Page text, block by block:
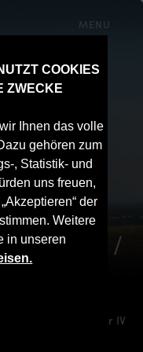
COOKIES
ZWECKE
Ihnen das volle
gehören zum
, Statistik- und
uns freuen,
der
Weitere
in unseren
MENU
Kit für Ford Ranger IV